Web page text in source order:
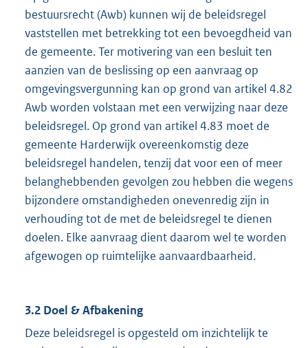
bestuursrecht (Awb) kunnen wij de beleidsregel
vaststellen met betrekking tot een bevoegdheid van
de gemeente. Ter motivering van een besluit ten
aanzien van de beslissing op een aanvraag op
omgevingsvergunning kan op grond van artikel 4.82
Awb worden volstaan met een verwijzing naar deze
beleidsregel. Op grond van artikel 4.83 moet de
gemeente Harderwijk overeenkomstig deze
beleidsregel handelen, tenzij dat voor een of meer
belanghebbenden gevolgen zou hebben die wegens
bijzondere omstandigheden onevenredig zijn in
verhouding tot de met de beleidsregel te dienen
doelen. Elke aanvraag dient daarom wel te worden
afgewogen op ruimtelijke aanvaardbaarheid.
3.2 Doel & Afbakening
Deze beleidsregel is opgesteld om inzichtelijk te